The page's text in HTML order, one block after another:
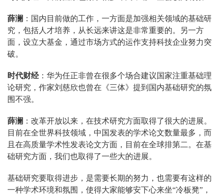
薛澜 ：国内目前做的工作，一方面是加强相关领域的基础研
究，包括人才培养，从长远来讲这是非常重要的。另一方
面，设立大基金，通过市场方式的运作支持科技企业努力突
破。
时代财经：华为任正非曾在很多个场合建议国家注重基础理
论研究，作家刘慈欣也曾在《三体》提到国内基础研究的氛
围不强。
薛澜 ：改革开放以来，在技术研究方面取得了很大的进展。
目前在全世界科技领域，中国发表的学术论文数量最多，而
且在高质量学术性发表论文方面，目前在全球排第二。在基
础研究方面，我们也取得了一些大的进展。
基础研究要取得进步，是需要长期的努力，也需要有这样的
一种学术环境和氛围，使得大家能够安下心来坐“冷板凳”，